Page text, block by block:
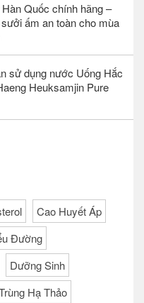
Quốc chính hãng –
ấm an toàn cho mùa
sử dụng nước Uống Hắc
Heuksamjin Pure